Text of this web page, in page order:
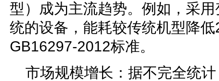
型）成为主流趋势。例如，采
统的设备，能耗较传统机型降
GB16297-2012标准。
市场规模增长：据不完全统